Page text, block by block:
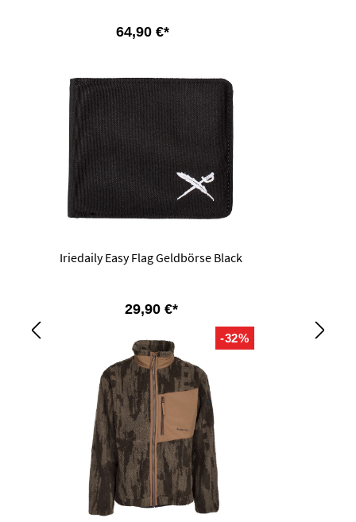
64,90 €*
Iriedaily Easy Flag Geldbörse Black
29,90 €*
-32%